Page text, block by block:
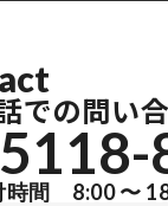
での問い
時間 8:00 〜